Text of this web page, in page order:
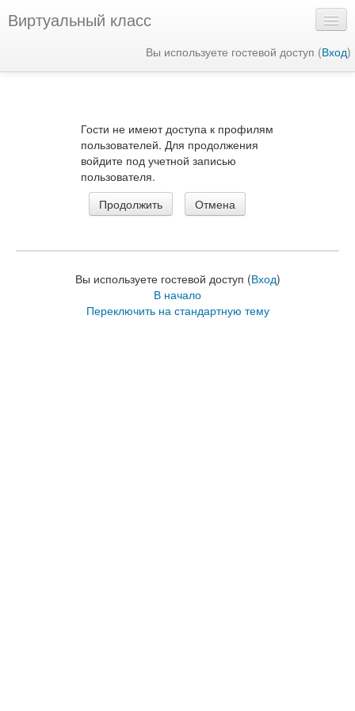
Виртуальный класс
Вы используете гостевой доступ (Вход)
Гости не имеют доступа к профилям
пользователей. Для продолжения
войдите под учетной записью
пользователя.
Вы используете гостевой доступ (Вход)
В начало
Переключить на стандартную тему